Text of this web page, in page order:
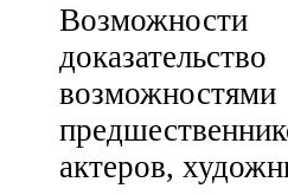
актеров,